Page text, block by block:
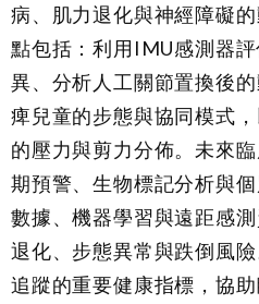
病、肌力退化與神經障礙
點包括：利用IMU感測器
異、分析人工關節置換後
痺兒童的步態與協同模式
的壓力與剪力分佈。未來
期預警、生物標記分析與
數據、機器學習與遠距感
退化、步態異常與跌倒風
追蹤的重要健康指標，協